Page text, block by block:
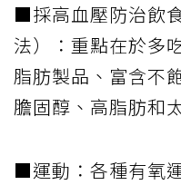
■採高血壓防治飲
法）：重點在於多
脂肪製品、富含不
膽固醇、高脂肪和
■運動：各種有氧